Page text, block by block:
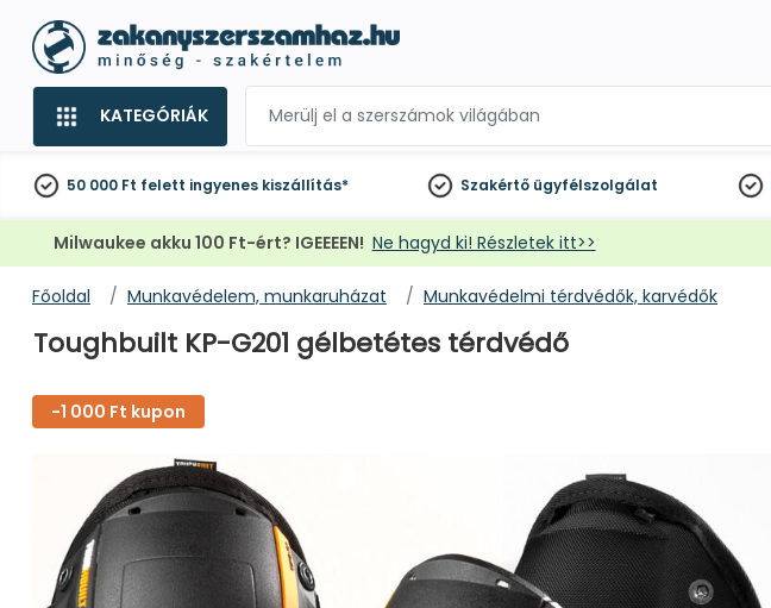
KATEGÓRIÁK
50 000 Ft felett ingyenes kiszállítás* Szakértő ügyfélszolgálat
Milwaukee akku 100 Ft-ért? IGEEEEN! Ne hagyd ki! Részletek itt>>
Főoldal Munkavédelem, munkaruházat Munkavédelmi térdvédők, karvédők
Toughbuilt KP-G201 gélbetétes térdvédő
-1 000 Ft kupon